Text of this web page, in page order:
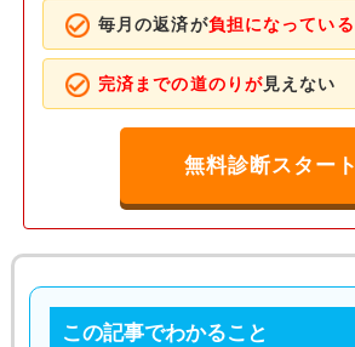
毎月の返済が負担になっている
完済までの道のりが見えない
無料診断スタート
この記事でわかること